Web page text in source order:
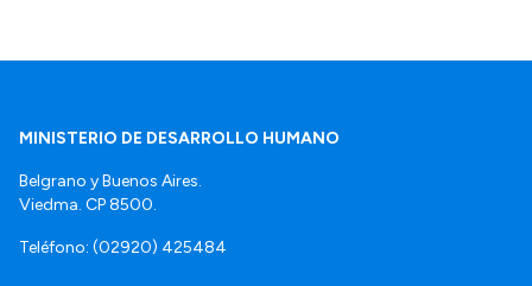
MINISTERIO DE DESARROLLO HUMANO
Belgrano y Buenos Aires.
Viedma. CP 8500.
Teléfono: (02920) 425484